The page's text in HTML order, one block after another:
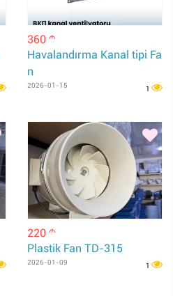
360 m
Havalandırma Kanal tipi Fa
n
2026-01-15 1
220 m
Plastik Fan TD-315
2026-01-09 1